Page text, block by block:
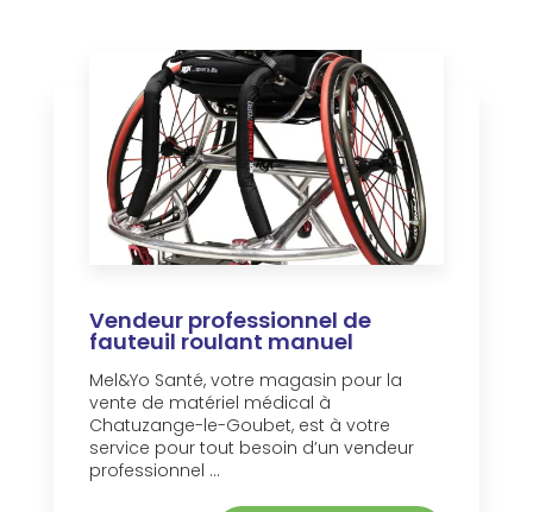
Vendeur professionnel de
fauteuil roulant manuel
Mel&Yo Santé, votre magasin pour la
vente de matériel médical à
Chatuzange-le-Goubet, est à votre
service pour tout besoin d’un vendeur
professionnel ...